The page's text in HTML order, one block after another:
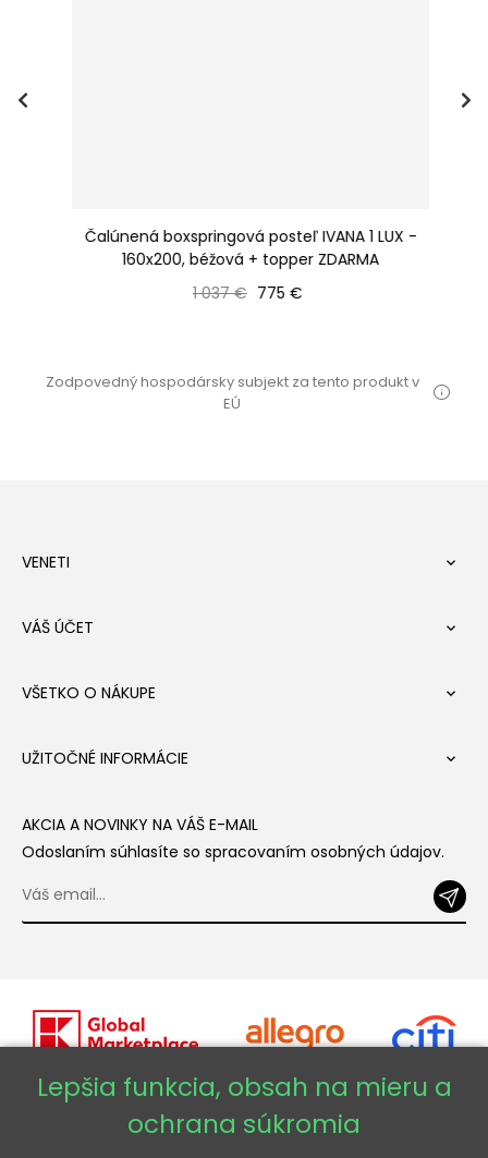
Čalúnená boxspringová posteľ IVANA 1 LUX -
160x200, béžová + topper ZDARMA
Bežná cena
1 037 € Cena
775 €
Zodpovedný hospodársky subjekt za tento produkt v
EÚ
VENETI 
VÁŠ ÚČET 
VŠETKO O NÁKUPE 
UŽITOČNÉ INFORMÁCIE 
AKCIA A NOVINKY NA VÁŠ E-MAIL
Odoslaním súhlasíte so spracovaním osobných údajov.
Copyright © 2026 - Veneti™
Lepšia funkcia, obsah na mieru a
ochrana súkromia